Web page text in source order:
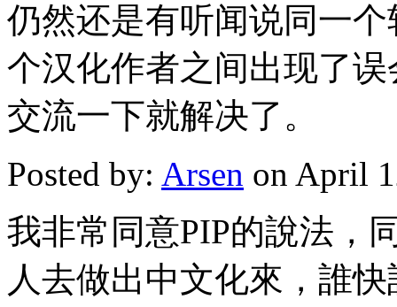
仍然还是有听闻说同一
个汉化作者之间出现了
交流一下就解决了。
Posted by: Arsen on April
我非常同意PIP的說法，
人去做出中文化來，誰